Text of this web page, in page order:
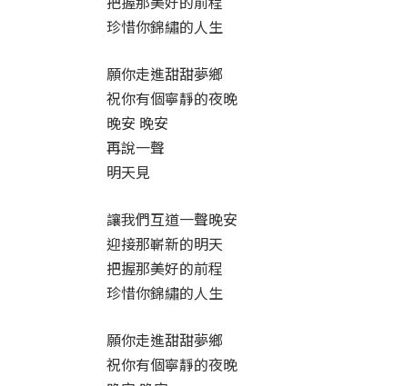
珍惜你錦繡的人生
願你走進甜甜夢鄉
祝你有個寧靜的夜晚
晚安 晚安
再說一聲
明天見
讓我們互道一聲晚安
迎接那嶄新的明天
把握那美好的前程
珍惜你錦繡的人生
願你走進甜甜夢鄉
祝你有個寧靜的夜晚